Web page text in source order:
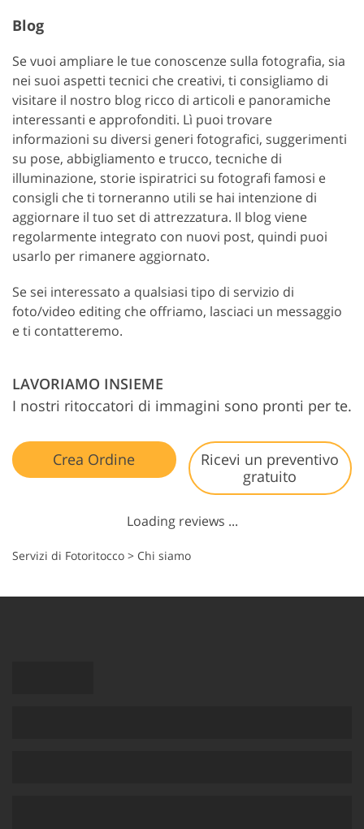
Blog
Se vuoi ampliare le tue conoscenze sulla fotografia, sia
nei suoi aspetti tecnici che creativi, ti consigliamo di
visitare il nostro blog ricco di articoli e panoramiche
interessanti e approfonditi. Lì puoi trovare
informazioni su diversi generi fotografici, suggerimenti
su pose, abbigliamento e trucco, tecniche di
illuminazione, storie ispiratrici su fotografi famosi e
consigli che ti torneranno utili se hai intenzione di
aggiornare il tuo set di attrezzatura. Il blog viene
regolarmente integrato con nuovi post, quindi puoi
usarlo per rimanere aggiornato.
Se sei interessato a qualsiasi tipo di servizio di
foto/video editing che offriamo, lasciaci un messaggio
e ti contatteremo.
LAVORIAMO INSIEME
I nostri ritoccatori di immagini sono pronti per te.
Crea Ordine
Ricevi un preventivo
gratuito
Loading reviews ...
Servizi di Fotoritocco > Chi siamo